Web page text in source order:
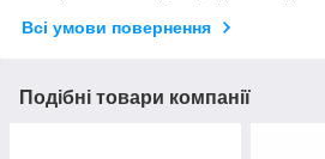
Всі умови повернення
Подібні товари компанії